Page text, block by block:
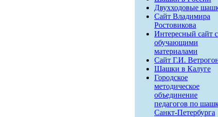
Двухходовые
Сайт Владимира
Ростовикова
Интересный сайт с
обучающими
материалами
Сайт Г.И.
Шашки в Калуге
Городское
методическое
объединение
педагогов по
Санкт-Петербурга